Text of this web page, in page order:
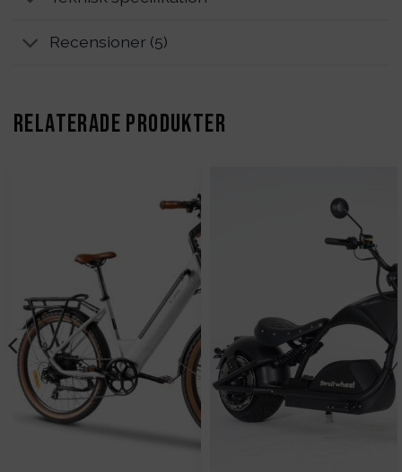
Recensioner (5)
RELATERADE PRODUKTER